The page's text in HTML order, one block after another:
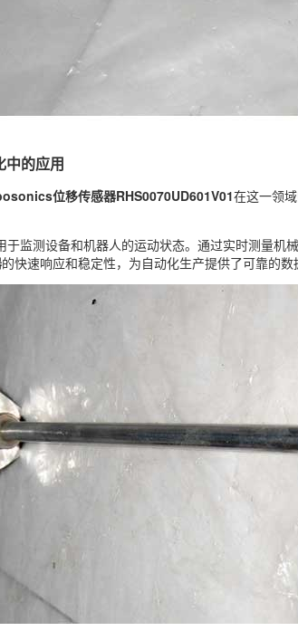
的应用
位移传感器RHS0070UD601V01在这一领
监测设备和机器人的运动状态。通过实时测量机
的快速响应和稳定性，为自动化生产提供了可靠的数